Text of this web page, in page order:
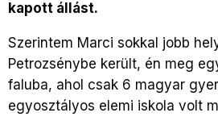
kapott állást.
Szerintem Marci sokkal jobb
Petrozsénybe került, én meg
faluba, ahol csak 6 magyar
egyosztályos elemi iskola volt